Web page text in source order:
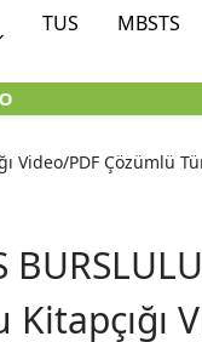
AYT
KARA
ÖABT
5. SINIF
KARA KUTU
TUS MBSTS
Video/PDF Çözümlü
Kitapçığı